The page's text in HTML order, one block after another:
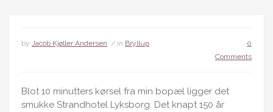
by Jacob Kjøller Andersen / in Bryllup
0
Comments
Blot 10 minutters kørsel fra min bopæl ligger det
smukke Strandhotel Lyksborg. Det knapt 150 år